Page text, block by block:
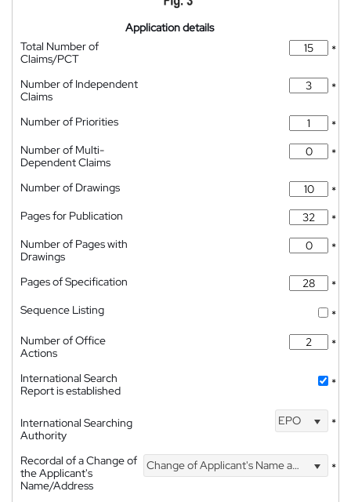
Application details
Total Number of
Claims/PCT
*
Number of Independent
Claims
*
Number of Priorities
*
Number of Multi-
Dependent Claims
*
Number of Drawings
*
Pages for Publication
*
Number of Pages with
Drawings
*
Pages of Specification
*
Sequence Listing
*
Number of Office
Actions
*
International Search
Report is established
*
International Searching
Authority
EPO *
Recordal of a Change of
the Applicant's
Name/Address
Change of Applicant's Name and Address *